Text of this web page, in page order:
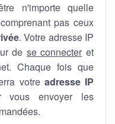
n'importe quelle
pas ceux
. Votre adresse IP
de se connecter et
Chaque fois que
votre adresse IP
vous envoyer les